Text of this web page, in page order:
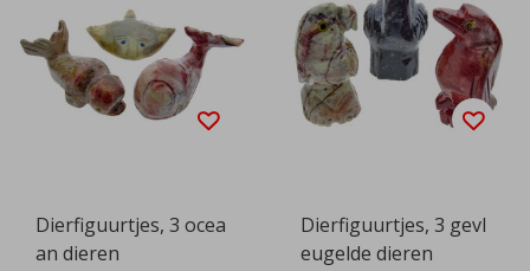
Dierfiguurtjes, 3 ocea
an dieren
Dierfiguurtjes, 3 gevl
eugelde dieren